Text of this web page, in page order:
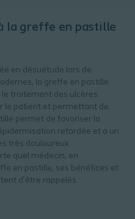
la greffe en pastille
en désuétude lors de
la greffe en pastille
traitement des ulcères.
le patient et permettant de
permet de favoriser la
retardée et a un
très douloureux.
quel médecin, en
en pastille, ses bénéfices et
d’être rappelés.